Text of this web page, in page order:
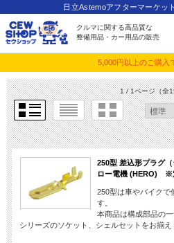
日立Astemoアフターマーケッ
クルマに関する高品質な
整備用品・カー用品の販売
5,000円以上のご購入
1 / 1ページ（全
250型 差込形プラグ
ロー電機 (HERO) ※
250型は車やバイクで
す。
本商品は構成部品の
シリーズのソケット、シェルセットをお揃え